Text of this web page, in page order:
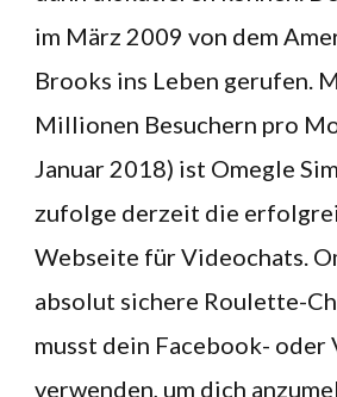
im März 2009 von dem
Brooks ins Leben gerufen.
Millionen Besuchern pro
Januar 2018) ist Omegle
zufolge derzeit die
Webseite für Videochats.
absolut sichere Roulette-
musst dein Facebook- oder
verwenden, um dich